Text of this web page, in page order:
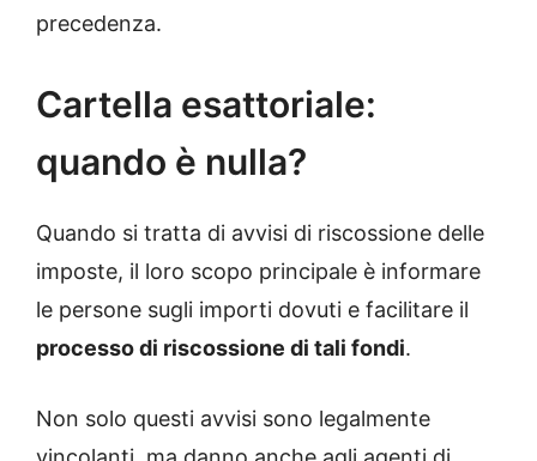
precedenza.
Cartella esattoriale:
quando è nulla?
Quando si tratta di avvisi di riscossione delle
imposte, il loro scopo principale è informare
le persone sugli importi dovuti e facilitare il
processo di riscossione di tali fondi.
Non solo questi avvisi sono legalmente